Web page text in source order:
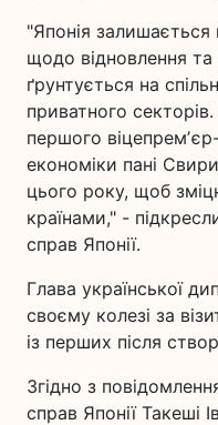
"Японія залишається
щодо відновлення та
ґрунтується на
приватного
першого
економіки пані
цього року, щоб
країнами," -
справ Японії.
Глава української
своєму колезі за
із перших після
Згідно з
справ Японії Такеші